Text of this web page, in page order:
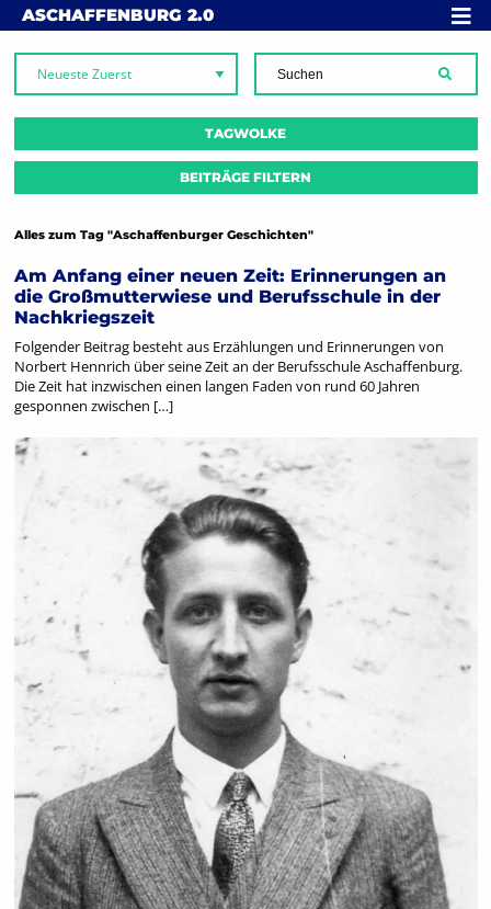
Skip to content
ASCHAFFENBURG 2.0 MENÜ
TAGWOLKE
BEITRÄGE FILTERN
Alles zum Tag "Aschaffenburger Geschichten"
Am Anfang einer neuen Zeit: Erinnerungen an
die Großmutterwiese und Berufsschule in der
Nachkriegszeit
Folgender Beitrag besteht aus Erzählungen und Erinnerungen von
Norbert Hennrich über seine Zeit an der Berufsschule Aschaffenburg.
Die Zeit hat inzwischen einen langen Faden von rund 60 Jahren
gesponnen zwischen […]